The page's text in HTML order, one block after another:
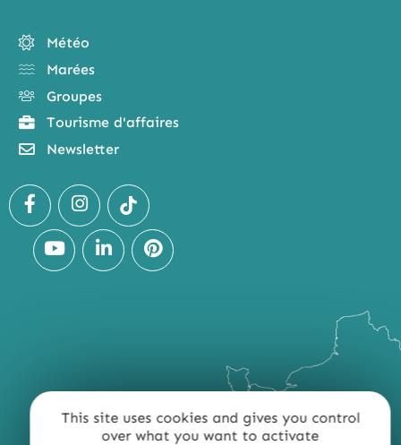
This site uses cookies and gives you control
over what you want to activate
Météo
Marées
Groupes
Tourisme d'affaires
Newsletter